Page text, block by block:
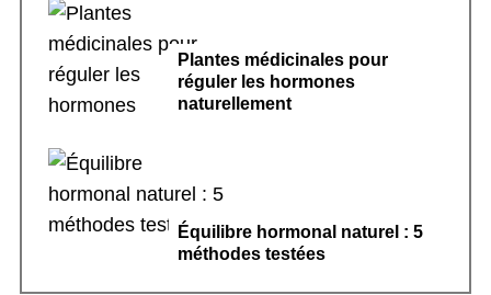
Plantes médicinales pour
réguler les hormones
naturellement
Équilibre hormonal naturel : 5
méthodes testées